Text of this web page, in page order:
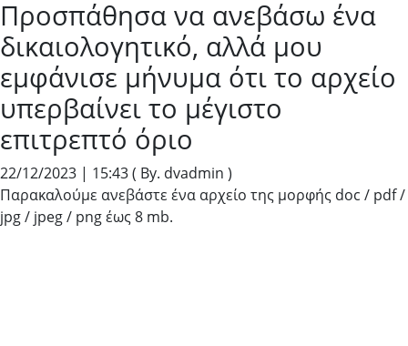
Προσπάθησα να ανεβάσω ένα
δικαιολογητικό, αλλά μου
εμφάνισε μήνυμα ότι το αρχείο
υπερβαίνει το μέγιστο
επιτρεπτό όριο
22/12/2023 | 15:43( By. dvadmin )
Παρακαλούμε ανεβάστε ένα αρχείο της μορφής doc / pdf /
jpg / jpeg / png έως 8 mb.